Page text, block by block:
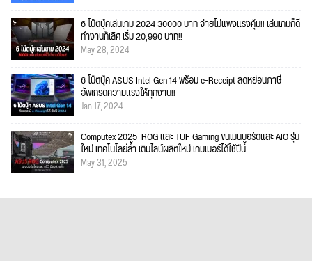
6 โน๊ตบุ๊คเล่นเกม 2024 30000 บาท จ่ายไม่แพงแรงคุ้ม!! เล่นเกมก็ดี
ทำงานก็เลิศ เริ่ม 20,990 บาท!!
May 28, 2024
6 โน๊ตบุ๊ค ASUS Intel Gen 14 พร้อม e-Receipt ลดหย่อนภาษี
อัพเกรดความแรงให้ทุกงาน!!
Jan 17, 2024
Computex 2025: ROG และ TUF Gaming ขนเมนบอร์ดและ AIO รุ่น
ใหม่ เทคโนโลยีล้ำ เติมไลน์ผลิตใหม่ เกมเมอร์ได้ใช้ปีนี้
May 31, 2025